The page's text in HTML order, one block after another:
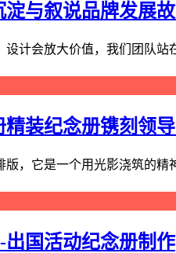
与叙说品牌发展
计会放大价值，我们团队
装纪念册镌刻领
，它是一个用光影浇筑的
国活动纪念册制作